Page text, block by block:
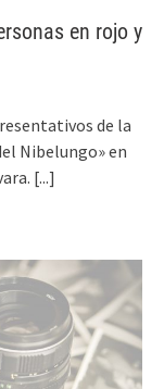
en rojo y
de la
Nibelungo» en
[...]